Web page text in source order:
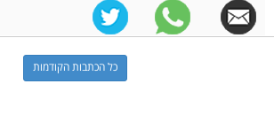
כל הכתבות הקודמות